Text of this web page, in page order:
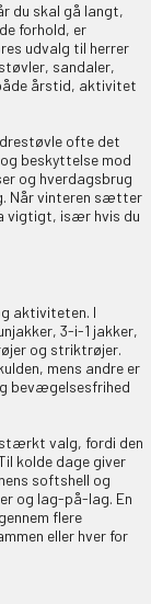
du skal gå langt,
forhold, er
udvalg til herrer
sandaler,
årstid, aktivitet
ofte det
beskyttelse mod
og hverdagsbrug
Når vinteren sætter
vigtigt, især hvis du
aktiviteten. I
3-i-1 jakker,
og striktrøjer.
mens andre er
bevægelsesfrihed
valg, fordi den
kolde dage giver
softshell og
og lag-på-lag. En
flere
eller hver for